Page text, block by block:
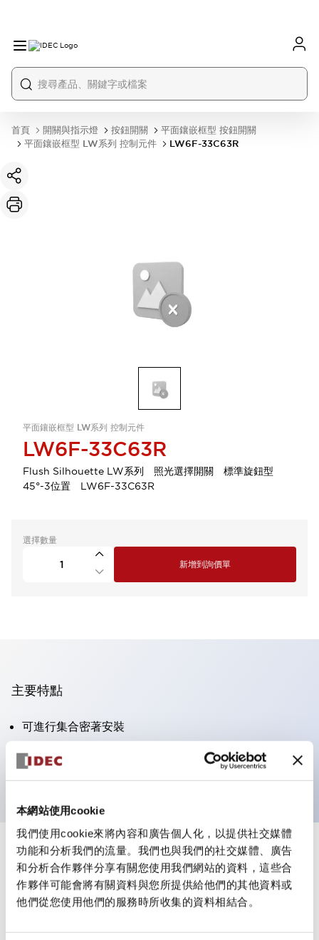
本網站使用cookie
我們使用cookie來將內容和廣告個人化，以提供社交媒體
功能和分析我們的流量。我們也與我們的社交媒體、廣告
和分析合作夥伴分享有關您使用我們網站的資料，這些合
作夥伴可能會將有關資料與您所提供給他們的其他資料或
他們從您使用他們的服務時所收集的資料相結合。
首頁 開關與指示燈 按鈕開關
平面鑲嵌框型 按鈕開關
平面鑲嵌框型 LW系列 控制元件
LW6F-33C63R
平面鑲嵌框型 LW系列 控制元件
LW6F-33C63R
Flush Silhouette LW系列 照光選擇開關 標準旋鈕型
45°-3位置 LW6F-33C63R
選擇數量
新增到詢價單
主要特點
可進行集合密著安裝
附鎖選擇開關採用高安全性的彈子鎖結構
防護結構為IP65（IEC60529）
規格 顯示全部
審美規範